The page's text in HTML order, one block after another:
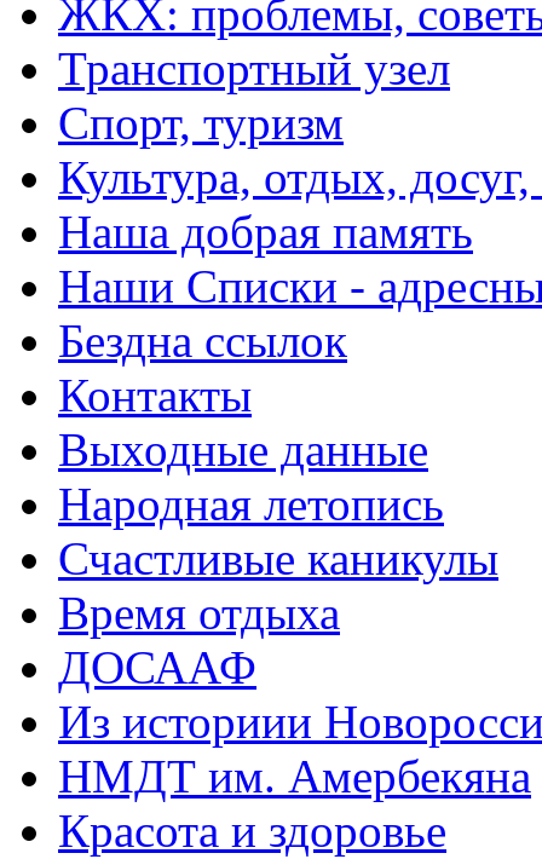
ЖКХ: проблемы,
Транспортный узел
Спорт, туризм
Культура, отдых,
Наша добрая память
Наши Списки -
Бездна ссылок
Контакты
Выходные данные
Народная летопись
Счастливые каникулы
Время отдыха
ДОСААФ
Из историии
НМДТ им. Амербекяна
Красота и здоровье